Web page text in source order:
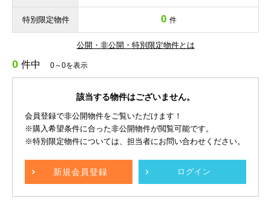
特別限定物件 0 件
公開・非公開・特別限定物件とは
0 件中 0～0を表示
該当する物件はございません。
会員登録で非公開物件をご覧いただけます！
※購入希望条件に合った非公開物件が閲覧可能です。
※特別限定物件については、担当者にお問い合わせください。
新規会員登録 ログイン